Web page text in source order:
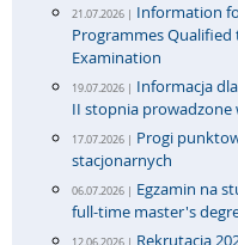
21.07.2026 | Information
Programmes
Examination
19.07.2026 | Informacja
II stopnia prowadzone
17.07.2026 | Progi
stacjonarnych
06.07.2026 | Egzamin na
full-time master's
Rekrutacja